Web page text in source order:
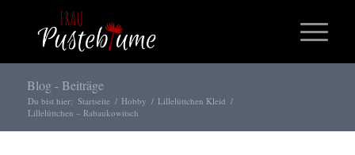
Blog - Beiträge
Du bist hier: Startseite / Hobby / Lillelüttchen Kleid /
Lillelüttchen – Rabaukowitsch